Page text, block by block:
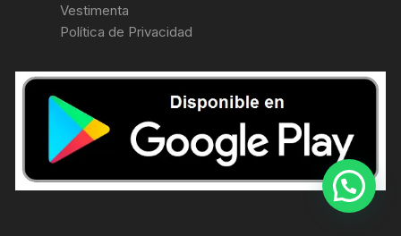
Vestimenta
Política de Privacidad